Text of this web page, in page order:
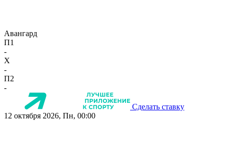
Авангард
П1
-
X
-
П2
-
Сделать ставку
12 октября 2026, Пн, 00:00